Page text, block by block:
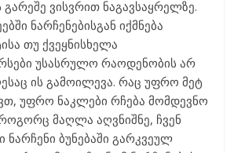
გარეშე ვისვრით ნაგავსაყრელზე.
ნარჩენებისგან იქმნება
თუ ქვეყნისხელა
უსასრულო რაოდენობის არ
ის გამოილევა. რაც უფრო მეტ
უფრო ნაკლები რჩება მომდევნო
მაღლა აღვნიშნე, ჩვენ
ბუნებაში გარკვეულ